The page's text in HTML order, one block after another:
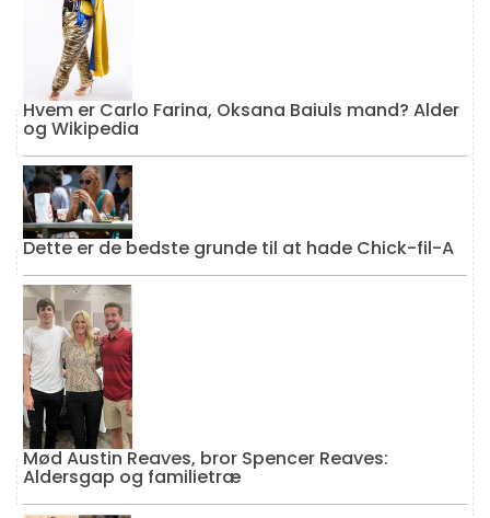
Hvem er Carlo Farina, Oksana Baiuls mand? Alder
og Wikipedia
Dette er de bedste grunde til at hade Chick-fil-A
Mød Austin Reaves, bror Spencer Reaves:
Aldersgap og familietræ